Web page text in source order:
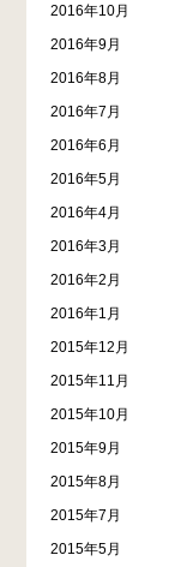
2016年10月
2016年9月
2016年8月
2016年7月
2016年6月
2016年5月
2016年4月
2016年3月
2016年2月
2016年1月
2015年12月
2015年11月
2015年10月
2015年9月
2015年8月
2015年7月
2015年5月